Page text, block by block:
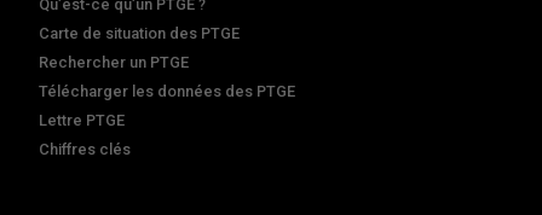
Qu’est-ce qu’un PTGE ?
Carte de situation des PTGE
Rechercher un PTGE
Télécharger les données des PTGE
Lettre PTGE
Chiffres clés